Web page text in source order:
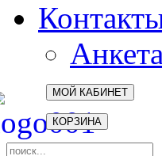
МОЙ КАБИНЕТ
КОРЗИНА